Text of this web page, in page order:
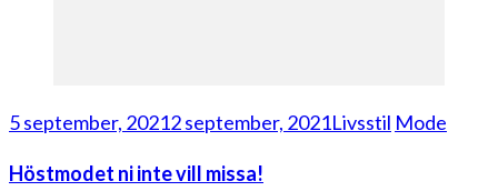
5 september, 20212 september, 2021Livsstil Mode
Höstmodet ni inte vill missa!